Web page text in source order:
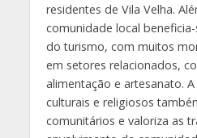
residentes de Vila Velha.
comunidade local
do turismo, com muitos
em setores relacionados,
alimentação e artesanato.
culturais e religiosos
comunitários e valoriza as